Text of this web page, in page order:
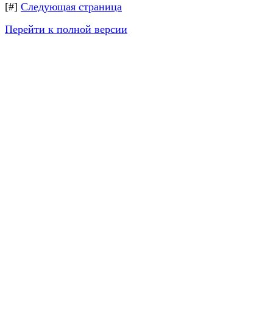
[#] Следующая страница
Перейти к полной версии